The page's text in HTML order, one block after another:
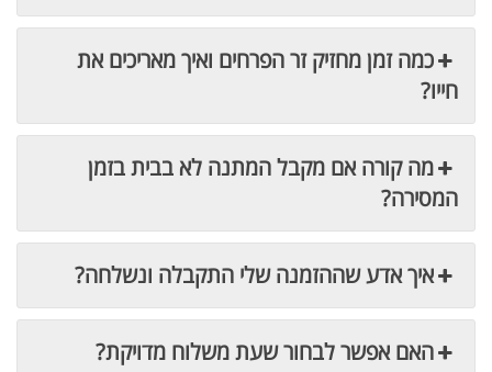
כמה זמן מחזיק זר הפרחים ואיך מאריכים את
חייו?
מה קורה אם מקבל המתנה לא בבית בזמן
המסירה?
איך אדע שההזמנה שלי התקבלה ונשלחה?
האם אפשר לבחור שעת משלוח מדויקת?